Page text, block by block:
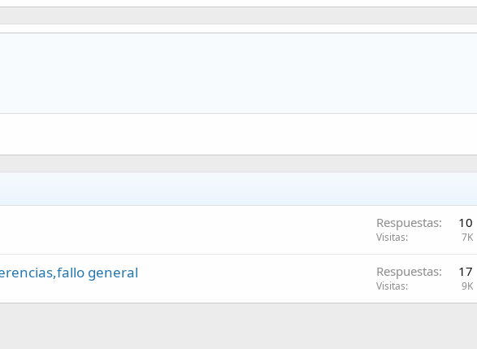
Respuestas 10
Visitas 7K
general Respuestas 17
Visitas 9K